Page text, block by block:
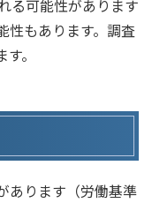
る可能性があります
性もあります。調査
。
あります（労働基準